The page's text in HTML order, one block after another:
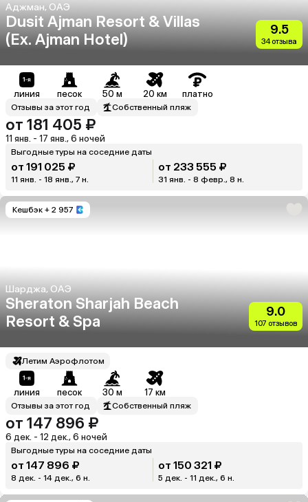
Аджман, ОАЭ
Dusit Ajman Resort & Villas
(Ex. Ajman Hotel)
9.5
34 отзыва
линия песок 50 м 20 км платно
Отзывы за этот год Собственный пляж
от 181 405 ₽
11 янв. - 17 янв., 6 ночей
Выгодные туры на соседние даты
от 191 025 ₽
11 янв. - 18 янв., 7 н.
от 233 555 ₽
31 янв. - 8 февр., 8 н.
Кешбэк + 2 957
Шарджа, ОАЭ
Sheraton Sharjah Beach
Resort & Spa
9.0
107 отзывов
Летим Аэрофлотом
линия песок 30 м 17 км
Отзывы за этот год Собственный пляж
от 147 896 ₽
6 дек. - 12 дек., 6 ночей
Выгодные туры на соседние даты
от 147 896 ₽
8 дек. - 14 дек., 6 н.
от 150 321 ₽
5 дек. - 11 дек., 6 н.